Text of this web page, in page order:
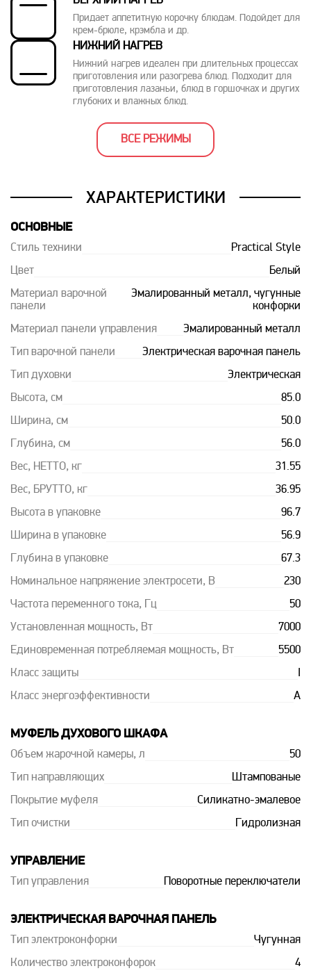
Придает аппетитную корочку блюдам. Подойдет для
крем-брюле, крэмбла и др.
НИЖНИЙ НАГРЕВ
Нижний нагрев идеален при длительных процессах
приготовления или разогрева блюд. Подходит для
приготовления лазаньи, блюд в горшочках и других
глубоких и влажных блюд.
ВСЕ РЕЖИМЫ
ХАРАКТЕРИСТИКИ
ОСНОВНЫЕ
Стиль техники Practical Style
Цвет Белый
Материал варочной
панели
Эмалированный металл, чугунные
конфорки
Материал панели управления Эмалированный металл
Тип варочной панели Электрическая варочная панель
Тип духовки Электрическая
Высота, см 85.0
Ширина, см 50.0
Глубина, см 56.0
Вес, НЕТТО, кг 31.55
Вес, БРУТТО, кг 36.95
Высота в упаковке 96.7
Ширина в упаковке 56.9
Глубина в упаковке 67.3
Номинальное напряжение электросети, В 230
Частота переменного тока, Гц 50
Установленная мощность, Вт 7000
Единовременная потребляемая мощность, Вт 5500
Класс защиты
Класс энергоэффективности A
МУФЕЛЬ ДУХОВОГО ШКАФА
Объем жарочной камеры, л 50
Тип направляющих Штампованые
Покрытие муфеля Силикатно-эмалевое
Тип очистки Гидролизная
УПРАВЛЕНИЕ
Тип управления Поворотные переключатели
ЭЛЕКТРИЧЕСКАЯ ВАРОЧНАЯ ПАНЕЛЬ
Тип электроконфорки Чугунная
Количество электроконфорок 4